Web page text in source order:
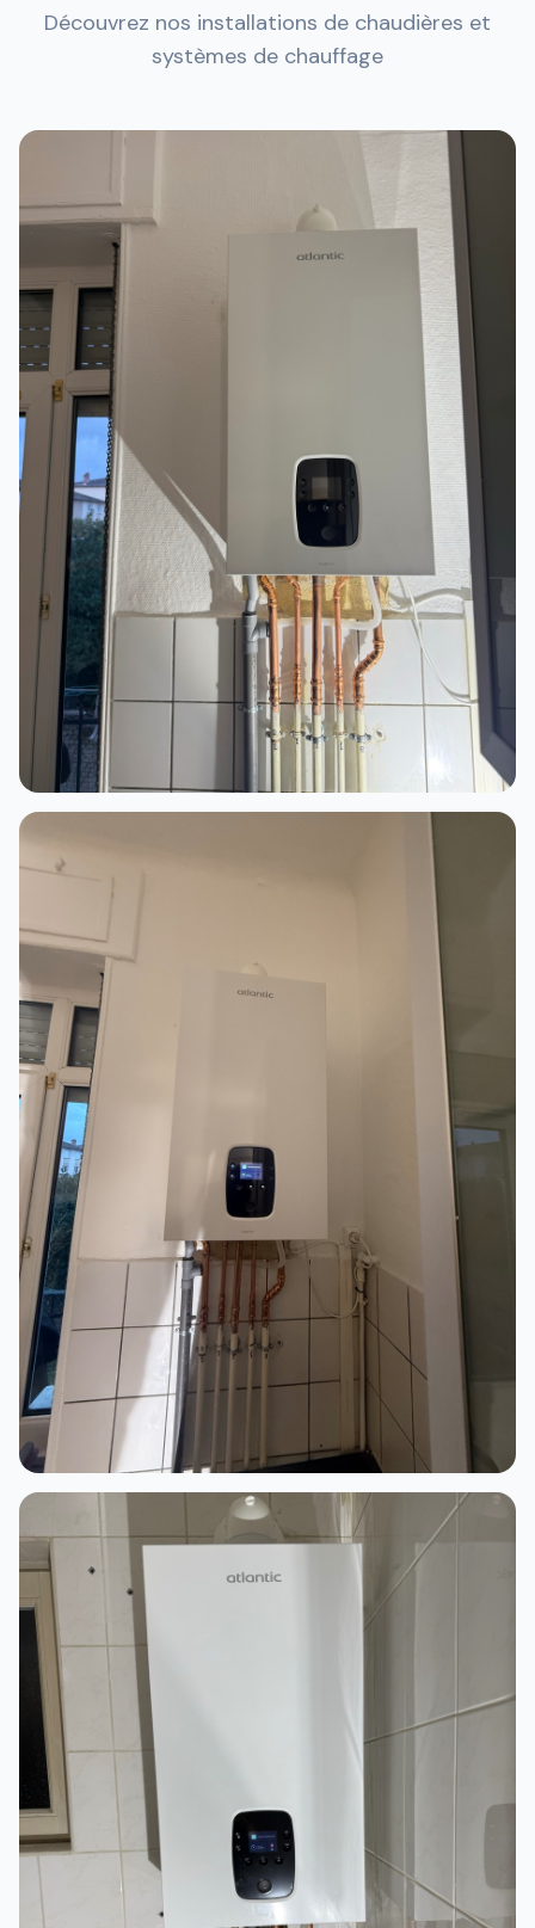
Découvrez nos installations de chaudières et
systèmes de chauffage